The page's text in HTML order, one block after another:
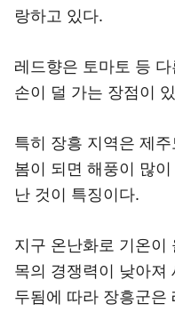
랑하고 있다.
레드향은 토마토 등
손이 덜 가는 장점이
특히 장흥 지역은 제
봄이 되면 해풍이 많
난 것이 특징이다.
지구 온난화로 기온이
목의 경쟁력이 낮아져
두됨에 따라 장흥군은